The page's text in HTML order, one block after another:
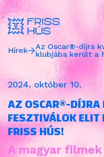
Hírek
Az Oscar®-díjra
klubjába került a
2024. október 10.
AZ OSCAR®-
FESZTIVÁLOK
FRISS HÚS!
A magyar